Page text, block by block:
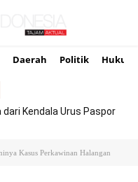
Daerah Politik Hukum
Kendala Urus Paspor
Kasus Perkawinan Halangan